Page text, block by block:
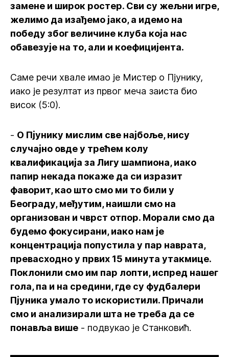
замене и широк ростер. Сви су жељни игре,
желимо да изађемо јако, а идемо на
победу због величине клуба која нас
обавезује на то, али и коефицијента.
Саме речи хвале имао је Мистер о Пјунику,
иако је резултат из првог меча заиста био
висок (5:0).
- О Пјунику мислим све најбоље, нису
случајно овде у трећем колу
квалификација за Лигу шампиона, иако
папир некада покаже да си изразит
фаворит, као што смо ми то били у
Београду, међутим, наишли смо на
организован и чврст отпор. Морали смо да
будемо фокусирани, иако нам је
концентрација попустила у пар наврата,
превасходно у првих 15 минута утакмице.
Поклонили смо им пар лопти, испред нашег
гола, па и на средини, где су фудбалери
Пјуника умало то искористили. Причали
смо и анализирали шта не треба да се
понавља више - подвукао је Станковић.